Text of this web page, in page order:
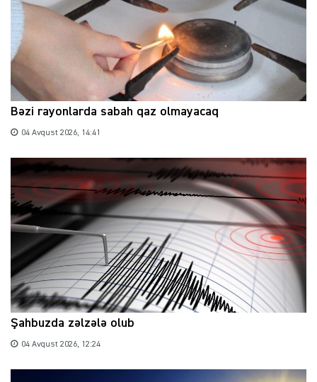
Bəzi rayonlarda sabah qaz olmayacaq
04 Avqust 2026, 14:41
Şahbuzda zəlzələ olub
04 Avqust 2026, 12:24